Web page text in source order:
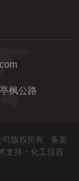
枫公路
司版权所有 备案
支持： 化工仪器